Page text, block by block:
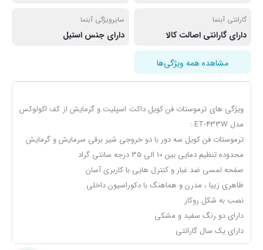
گارانتی آبنما
دارای گارانتی اصالت کالا
سایرویژگی آبنما
دارای جنس استیل
مشاهده همه ویژگی‌ها
ویژگی های ترموستات فن کویل داکت اسپلیت و گرمایش از کف اکولوکس
مدل ET-433W :
ترموستات فن کویل سه دور با دو خروجی شیر برقی سرمایش و گرمایش
محدوده تنظیم دمایی بین 10 الی 35 درجه سانتی گراد
صفحه لمسی ضد غبار و کنترل هایی با کاربری آسان
ظاهری زیبا ، مدرن و هماهنگ با دکوراسیون داخلی
نصب به شکل روکار
دارای دو رنگ سفید و مشکی
دارای یک سال گارانتی